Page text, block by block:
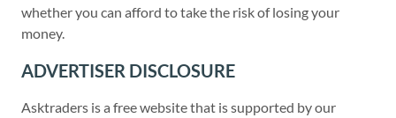
whether you can afford to take the risk of losing your
money.
ADVERTISER DISCLOSURE
Asktraders is a free website that is supported by our